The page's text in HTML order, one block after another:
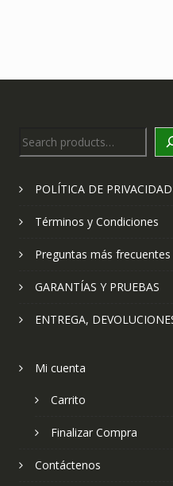
Search
POLÍTICA DE
Términos y Condiciones
Preguntas más frecuentes
GARANTÍAS Y PRUEBAS
ENTREGA,
Mi cuenta
Carrito
Finalizar Compra
Contáctenos